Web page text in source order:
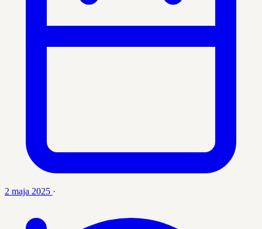
2 maja 2025 ·